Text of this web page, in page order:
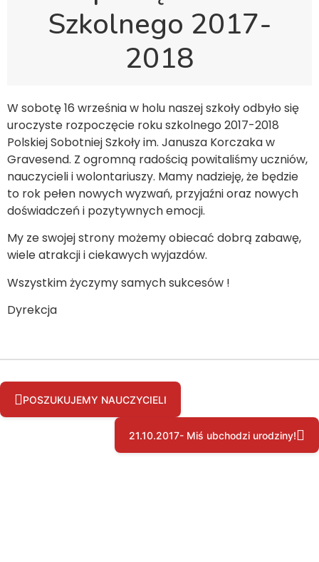
Szkolnego 2017-
2018
W sobotę 16 września w holu naszej szkoły odbyło się
uroczyste rozpoczęcie roku szkolnego 2017-2018
Polskiej Sobotniej Szkoły im. Janusza Korczaka w
Gravesend. Z ogromną radością powitaliśmy uczniów,
nauczycieli i wolontariuszy. Mamy nadzieję, że będzie
to rok pełen nowych wyzwań, przyjaźni oraz nowych
doświadczeń i pozytywnych emocji.
My ze swojej strony możemy obiecać dobrą zabawę,
wiele atrakcji i ciekawych wyjazdów.
Wszystkim życzymy samych sukcesów !
Dyrekcja
POSZUKUJEMY NAUCZYCIELI
21.10.2017- Miś ubchodzi urodziny!